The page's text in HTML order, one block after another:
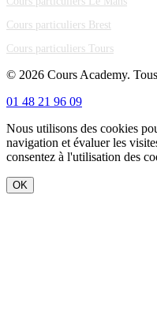
Cours particuliers Brest
Cours particuliers Tours
© 2026 Cours Academy.
01 48 21 96 09
Nous utilisons des cookies
navigation et évaluer les
consentez à l'utilisation des
OK